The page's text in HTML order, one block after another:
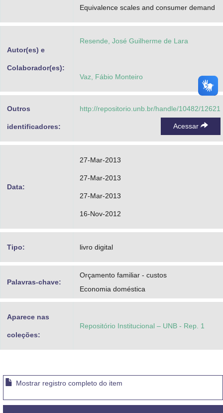
Equivalence scales and consumer demand
Autor(es) e
Colaborador(es):
Resende, José Guilherme de Lara
Vaz, Fábio Monteiro
Outros
identificadores:
http://repositorio.unb.br/handle/10482/12621
Acessar
Data:
27-Mar-2013
27-Mar-2013
27-Mar-2013
16-Nov-2012
Tipo: livro digital
Palavras-chave:
Orçamento familiar - custos
Economia doméstica
Aparece nas
coleções:
Repositório Institucional – UNB - Rep. 1
Mostrar registro completo do item